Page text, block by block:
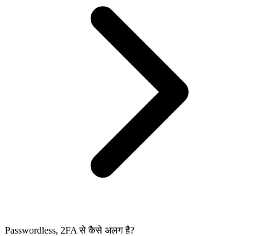
Passwordless, 2FA से कैसे अलग है?